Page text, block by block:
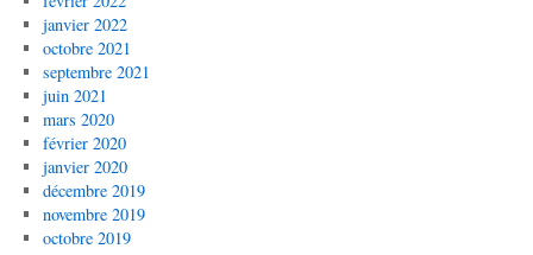
janvier 2022
octobre 2021
septembre 2021
juin 2021
mars 2020
février 2020
janvier 2020
décembre 2019
novembre 2019
octobre 2019